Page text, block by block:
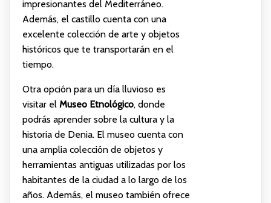
impresionantes del Mediterráneo.
Además, el castillo cuenta con una
excelente colección de arte y objetos
históricos que te transportarán en el
tiempo.
Otra opción para un día lluvioso es
visitar el Museo Etnológico, donde
podrás aprender sobre la cultura y la
historia de Denia. El museo cuenta con
una amplia colección de objetos y
herramientas antiguas utilizadas por los
habitantes de la ciudad a lo largo de los
años. Además, el museo también ofrece